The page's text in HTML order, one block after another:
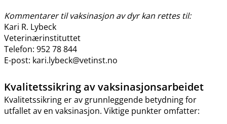
Kommentarer til vaksinasjon av dyr kan rettes til:
Kari R. Lybeck
Veterinærinstituttet
Telefon: 952 78 844
E-post: kari.lybeck@vetinst.no
Kvalitetssikring av vaksinasjonsarbeidet
Kvalitetssikring er av grunnleggende betydning for
utfallet av en vaksinasjon. Viktige punkter omfatter: